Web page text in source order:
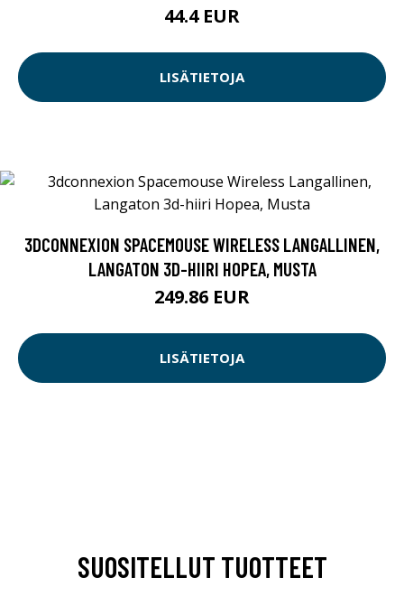
44.4 EUR
LISÄTIETOJA
3DCONNEXION SPACEMOUSE WIRELESS LANGALLINEN,
LANGATON 3D-HIIRI HOPEA, MUSTA
249.86 EUR
LISÄTIETOJA
SUOSITELLUT TUOTTEET